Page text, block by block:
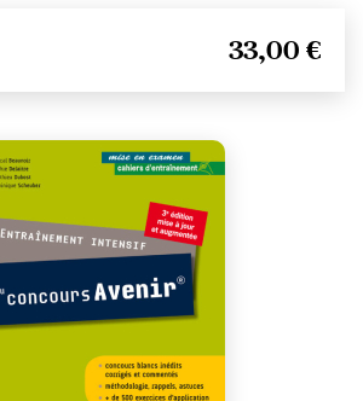
33,00 €